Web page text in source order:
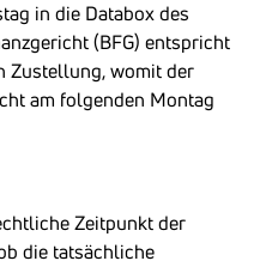
in die Databox des
(BFG) entspricht
Zustellung, womit der
am folgenden Montag
Zeitpunkt der
die tatsächliche